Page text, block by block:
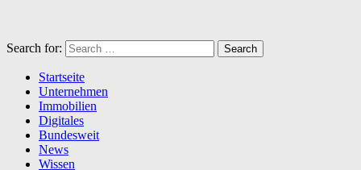
Search for: Search
Startseite
Unternehmen
Immobilien
Digitales
Bundesweit
News
Wissen